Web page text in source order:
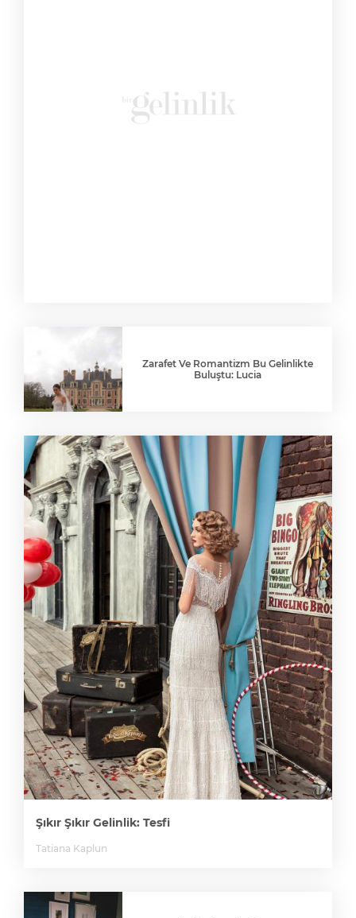
Zarafet Ve Romantizm Bu Gelinlikte
Buluştu: Lucia
Şıkır Şıkır Gelinlik: Tesfi
Tatiana Kaplun